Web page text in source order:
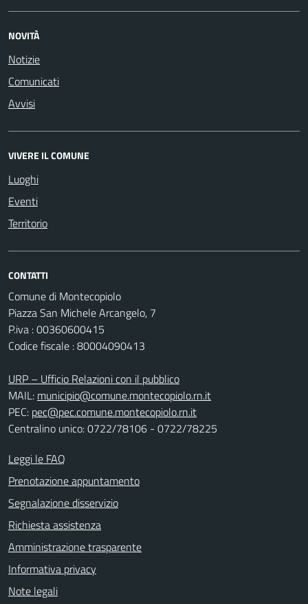
NOVITÀ
Notizie
Comunicati
Avvisi
VIVERE IL COMUNE
Luoghi
Eventi
Territorio
CONTATTI
Comune di Montecopiolo
Piazza San Michele Arcangelo, 7
P.iva : 00360600415
Codice fiscale : 80004090413
URP – Ufficio Relazioni con il pubblico
MAIL: municipio@comune.montecopiolo.rn.it
PEC: pec@pec.comune.montecopiolo.rn.it
Centralino unico: 0722/78106 - 0722/78225
Leggi le FAQ
Prenotazione appuntamento
Segnalazione disservizio
Richiesta assistenza
Amministrazione trasparente
Informativa privacy
Note legali